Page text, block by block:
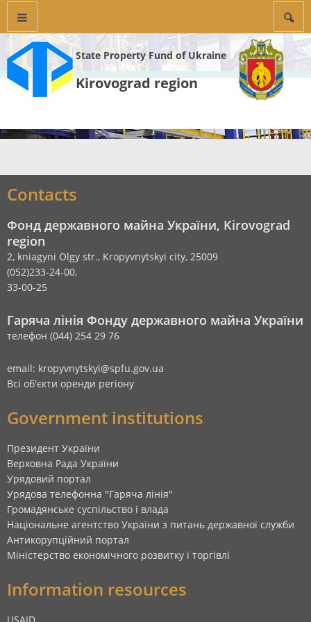
State Property Fund of Ukraine
Kirovograd region
Contacts
Фонд державного майна України, Kirovograd
region
2, kniagyni Olgy str., Kropyvnytskyi city, 25009
(052)233-24-00,
33-00-25
Гаряча лінія Фонду державного майна України
телефон (044) 254 29 76
email: kropyvnytskyi@spfu.gov.ua
Всі об'єкти оренди регіону
Government institutions
Президент України
Верховна Рада України
Урядовий портал
Урядова телефонна "Гаряча лінія"
Громадянське суспільство і влада
Національне агентство України з питань державної служби
Антикорупційний портал
Міністерство економічного розвитку і торгівлі
Information resources